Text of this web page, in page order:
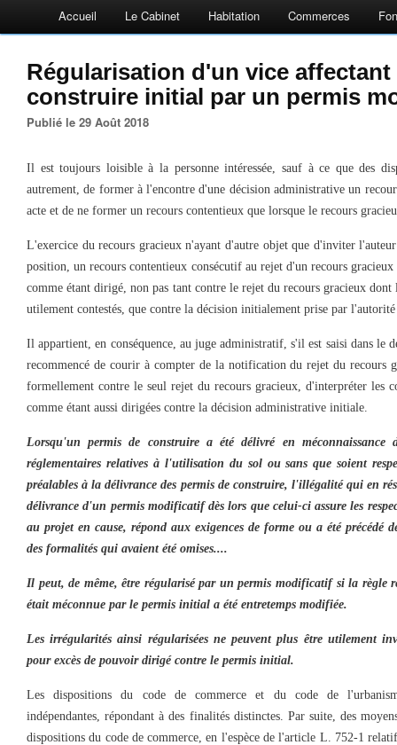
Accueil Le Cabinet Habitation Commerces
Régularisation d'un vice affectant
construire initial par un permis
Publié le 29 Août 2018
Il est toujours loisible à la personne intéressée, sauf à ce que des
autrement, de former à l'encontre d'une décision administrative un
acte et de ne former un recours contentieux que lorsque le recours
L'exercice du recours gracieux n'ayant d'autre objet que d'inviter
position, un recours contentieux consécutif au rejet d'un recours gracieux
comme étant dirigé, non pas tant contre le rejet du recours gracieux dont
utilement contestés, que contre la décision initialement prise par
Il appartient, en conséquence, au juge administratif, s'il est saisi dans le
recommencé de courir à compter de la notification du rejet du recours
formellement contre le seul rejet du recours gracieux, d'interpréter les
comme étant aussi dirigées contre la décision administrative initiale.
Lorsqu'unpermis de construirea été délivré en méconnaissance
réglementaires relatives à l'utilisation du sol ou sans que soient
préalables à la délivrance des permisde construire, l'illégalité qui en
délivrance d'un permismodificatif dès lors que celui-ci assure les
au projet en cause, répond aux exigences de forme ou a été précédé
des formalités qui avaient été omises....
Il peut, de même, être régularisé par unpermis modificatif si la règle
était méconnue par le permis initial a été entretemps modifiée.
Les irrégularités ainsi régularisées ne peuvent plus être utilement
pour excès de pouvoir dirigé contre le permis initial.
Les dispositions du code de commerce et du code de
indépendantes, répondant à des finalités distinctes. Par suite, des
dispositions du code de commerce, en l'espèce de l'article L. 752-1